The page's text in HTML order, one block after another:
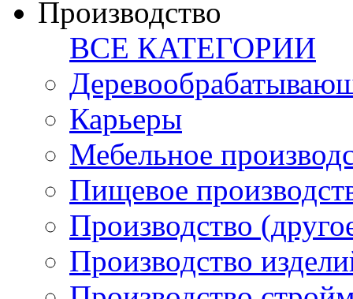
Производство
ВСЕ КАТЕГОРИИ
Карьеры
Мебельное
Пищевое
Производство
Производство